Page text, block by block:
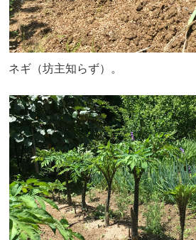
ネギ（坊主知らず）。